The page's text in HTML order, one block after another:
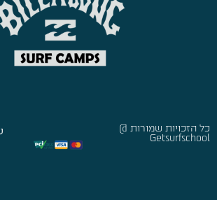
כל הזכויות שמורות @
Getsurfschool